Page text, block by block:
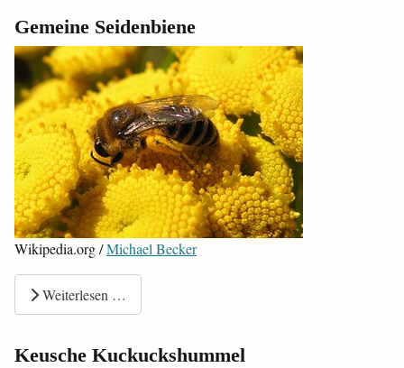
Gemeine Seidenbiene
Wikipedia.org /Michael Becker
Weiterlesen …
Keusche Kuckuckshummel